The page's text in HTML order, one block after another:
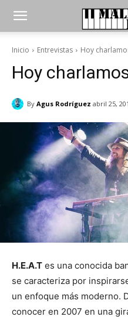
Inicio Entrevistas Hoy
Hoy
By Agus Rodríguez abril 25,
H.E.A.T es una conocida
se caracteriza por
un enfoque más moderno.
conocer en 2007 en una